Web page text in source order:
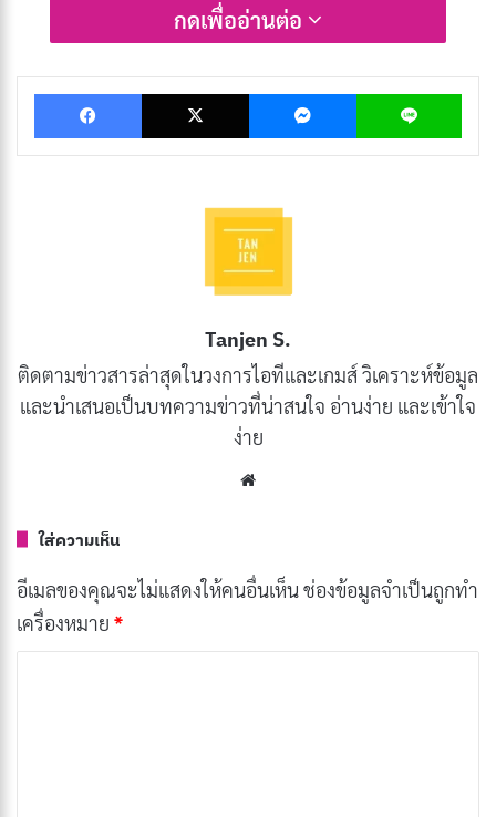
สมบูรณ์แบบในทุกสถานการณ์
Dolby Vision
ตารางเปรียบเทียบ Dolby Vision vs. Dolby Vision IQ
Dolby Vision: มาตรฐานใหม่ของ
ภาพยนตร์และโทรทัศน์
Dolby Vision เป็นเทคโนโลยี HDR ที่ได้รับการยอมรับอย่าง
กว้างขวางในอุตสาหกรรมภาพยนตร์และโทรทัศน์ ด้วย
ความสามารถในการแสดงผลภาพที่มีความลึก ความคมชัด
และสีสันที่สดใส ทำให้ภาพยนตร์และรายการทีวีที่รองรับ
Dolby Vision มีความสมจริงและน่าตื่นตาตื่นใจยิ่งขึ้น
กดเพื่ออ่านต่อ
Facebook X Messenger Line
Tanjen S.
ติดตามข่าวสารล่าสุดในวงการไอทีและเกมส์ วิเคราะห์ข้อมูล
และนำเสนอเป็นบทความข่าวที่น่าสนใจ อ่านง่าย และเข้าใจ
ง่าย
ใส่ความเห็น
อีเมลของคุณจะไม่แสดงให้คนอื่นเห็น ช่องข้อมูลจำเป็นถูกทำ
เครื่องหมาย *